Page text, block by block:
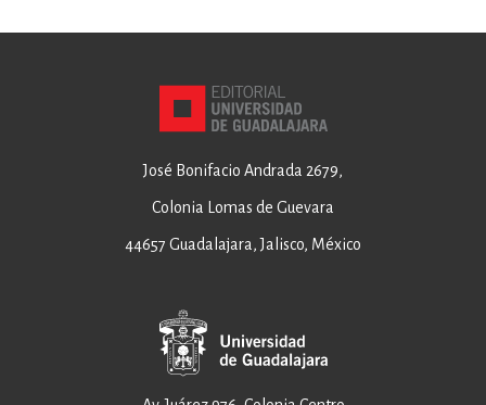
José Bonifacio Andrada 2679,
Colonia Lomas de Guevara
44657 Guadalajara, Jalisco, México